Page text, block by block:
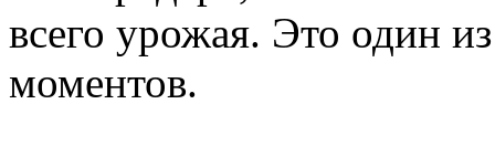
всего урожая. Это один
моментов.